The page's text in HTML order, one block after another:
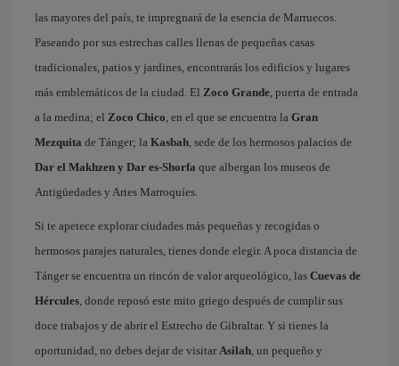
las mayores del país, te impregnará de la esencia de Marruecos.
Paseando por sus estrechas calles llenas de pequeñas casas
tradicionales, patios y jardines, encontrarás los edificios y lugares
más emblemáticos de la ciudad. El Zoco Grande, puerta de entrada
a la medina; el Zoco Chico, en el que se encuentra la Gran
Mezquita de Tánger; la Kasbah, sede de los hermosos palacios de
Dar el Makhzen y Dar es-Shorfa que albergan los museos de
Antigüedades y Artes Marroquíes.
Si te apetece explorar ciudades más pequeñas y recogidas o
hermosos parajes naturales, tienes donde elegir. A poca distancia de
Tánger se encuentra un rincón de valor arqueológico, las Cuevas de
Hércules, donde reposó este mito griego después de cumplir sus
doce trabajos y de abrir el Estrecho de Gibraltar. Y si tienes la
oportunidad, no debes dejar de visitar Asilah, un pequeño y